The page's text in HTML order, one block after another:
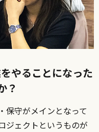
やることになった
？
保守がメインとなって
ジェクトというものが